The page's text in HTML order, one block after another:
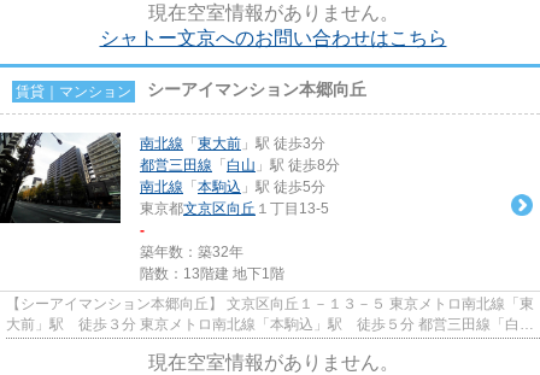
現在空室情報がありません。
シャトー文京へのお問い合わせはこちら
賃貸｜マンション シーアイマンション本郷向丘
南北線 「 東大前 」駅 徒歩3分
都営三田線 「 白山 」駅 徒歩8分
南北線 「 本駒込 」駅 徒歩5分
東京都文京区向丘 １丁目13-5
-
築年数：築32年
階数：13階建 地下1階
【シーアイマンション本郷向丘】 文京区向丘１－１３－５ 東京メトロ南北線「東
大前」駅 徒歩３分 東京メトロ南北線「本駒込」駅 徒歩５分 都営三田線「白
現在空室情報がありません。